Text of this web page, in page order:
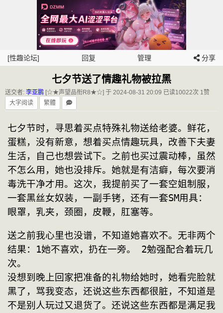
[性趣论坛] 回复 管理 分享
七夕节送了情趣礼物被拉黑
送交者: 李亚鹏 [☆★声望品衔R8★☆] 于 2024-08-31 20:09 已读10022次 1赞
大字阅读
繁體
七夕节时，寻思着买点特殊礼物送给老婆。鲜花，
蛋糕，没有新意，想着买点情趣玩具，改善下夫妻
生活，自己也想尝试下。之前也买过震动棒，虽然
不怎么用，她也没排斥。她就是有洁癖，每次要消
毒洗干净才用。这次，我提前买了一套空姐制服，
一套黑丝女奴装，一副手铐，还有一套SM用具：
眼罩，乳夹，颈圈，皮鞭，肛塞等。
送之前我心里也没谱，不知道她喜欢不。无非两个
结果：1她不喜欢，扔在一旁。 2勉强配合着玩几
次。
没想到晚上回家把准备的礼物给她时，她看完脸就
黑了，骂我变态，还说这些东西都很脏，不知道是
不是别人玩过又退货了。还说这些东西都是满足我